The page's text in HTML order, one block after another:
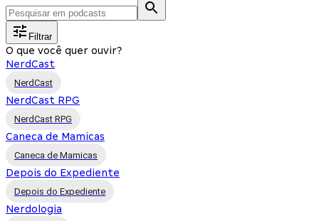
Filtrar
O que você quer ouvir?
NerdCast
NerdCast
NerdCast RPG
NerdCast RPG
Caneca de Mamicas
Caneca de Mamicas
Depois do Expediente
Depois do Expediente
Nerdologia